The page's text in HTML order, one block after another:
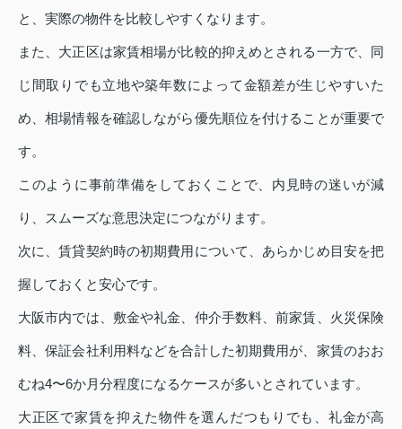
と、実際の物件を比較しやすくなります。
また、大正区は家賃相場が比較的抑えめとされる一方で、同
じ間取りでも立地や築年数によって金額差が生じやすいた
め、相場情報を確認しながら優先順位を付けることが重要で
す。
このように事前準備をしておくことで、内見時の迷いが減
り、スムーズな意思決定につながります。
次に、賃貸契約時の初期費用について、あらかじめ目安を把
握しておくと安心です。
大阪市内では、敷金や礼金、仲介手数料、前家賃、火災保険
料、保証会社利用料などを合計した初期費用が、家賃のおお
むね4〜6か月分程度になるケースが多いとされています。
大正区で家賃を抑えた物件を選んだつもりでも、礼金が高